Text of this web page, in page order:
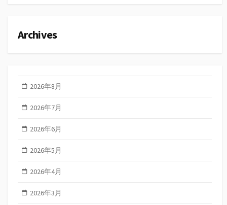
Archives
2026年8月
2026年7月
2026年6月
2026年5月
2026年4月
2026年3月